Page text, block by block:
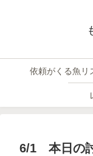
依頼がくる魚リ
6/1 本日の